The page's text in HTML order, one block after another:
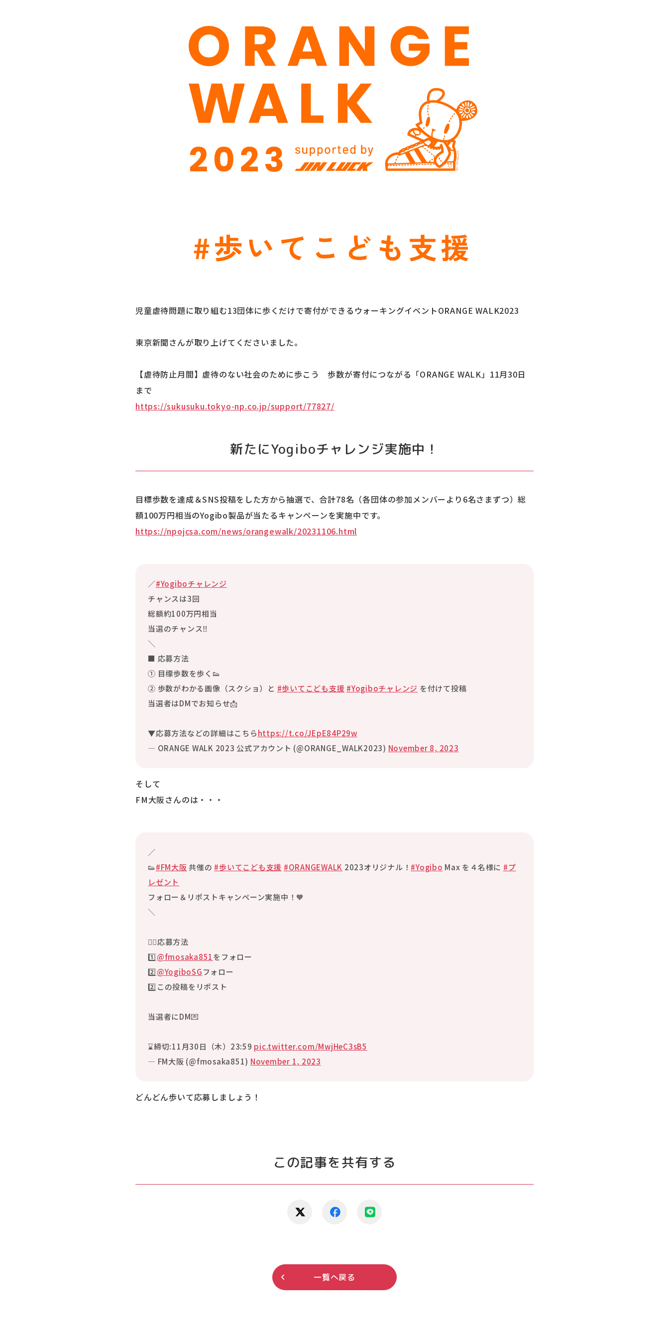
児童虐待問題に取り組む13団体に歩くだけで寄付ができるウォーキングイベントORANGE WALK2023
東京新聞さんが取り上げてくださいました。
【虐待防止月間】虐待のない社会のために歩こう 歩数が寄付につながる「ORANGE WALK」11月30日
まで
https://sukusuku.tokyo-np.co.jp/support/77827/
新たにYogiboチャレンジ実施中！
目標歩数を達成＆SNS投稿をした方から抽選で、合計78名（各団体の参加メンバーより6名さまずつ）総
額100万円相当のYogibo製品が当たるキャンペーンを実施中です。
https://npojcsa.com/news/orangewalk/20231106.html
／#Yogiboチャレンジ
チャンスは3回
総額約100万円相当
当選のチャンス‼️
＼
■ 応募方法
① 目標歩数を歩く👟
② 歩数がわかる画像（スクショ）と #歩いてこども支援 #Yogiboチャレンジ を付けて投稿
当選者はDMでお知らせ📩
▼応募方法などの詳細はこちらhttps://t.co/JEpE84P29w
— ORANGE WALK 2023 公式アカウント (@ORANGE_WALK2023) November 8, 2023
そして
FM大阪さんのは・・・
／
👟#FM大阪共催の #歩いてこども支援 #ORANGEWALK 2023オリジナル！ #Yogibo Max を４名様に #プ
レゼント
フォロー＆リポストキャンペーン実施中！🧡
＼
🚶‍♂️応募方法
1️⃣@fmosaka851をフォロー
2️⃣@YogiboSGフォロー
2️⃣この投稿をリポスト
当選者にDM💌
⌛️締切:11月30日（木）23:59 pic.twitter.com/MwjHeC3sB5
— FM大阪 (@fmosaka851) November 1, 2023
どんどん歩いて応募しましょう！
この記事を共有する
一覧へ戻る